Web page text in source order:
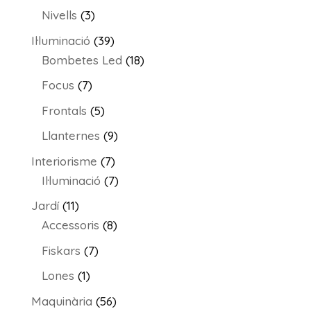
producte
Nivells 33
productes
Il·luminació 3939
productes
Bombetes Led 1818
Focus 77
productes
Frontals 55
productes
Llanternes 99
Interiorisme 77
productes
Il·luminació 77
Jardí 1111
productes
Accessoris 88
Fiskars 77
Lones 11
producte
Maquinària 5656